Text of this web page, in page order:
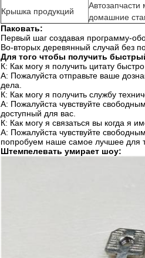
Крышка продукций
Автозапчасти
домашние
Паковать:
Первый шаг создавая программу-
Во-вторых деревянный случай без
Для того чтобы получить
К: Как могу я получить цитату быстро
А: Пожалуйста отправьте ваше
дела.
К: Как могу я получить службу
А: Пожалуйста чувствуйте
доступный для вас.
К: Как могу я связаться вы когда я
А: Пожалуйста чувствуйте
попробуем наше самое лучшее для
Штемпелевать умирает шоу: